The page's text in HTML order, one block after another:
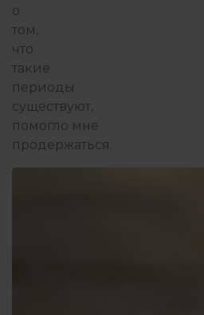
о
том,
что
такие
периоды
существуют,
помогло мне
продержаться.